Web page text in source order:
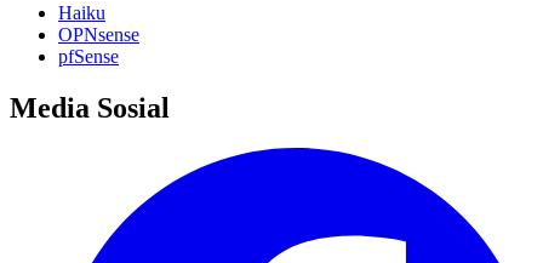
Haiku
OPNsense
pfSense
Media Sosial